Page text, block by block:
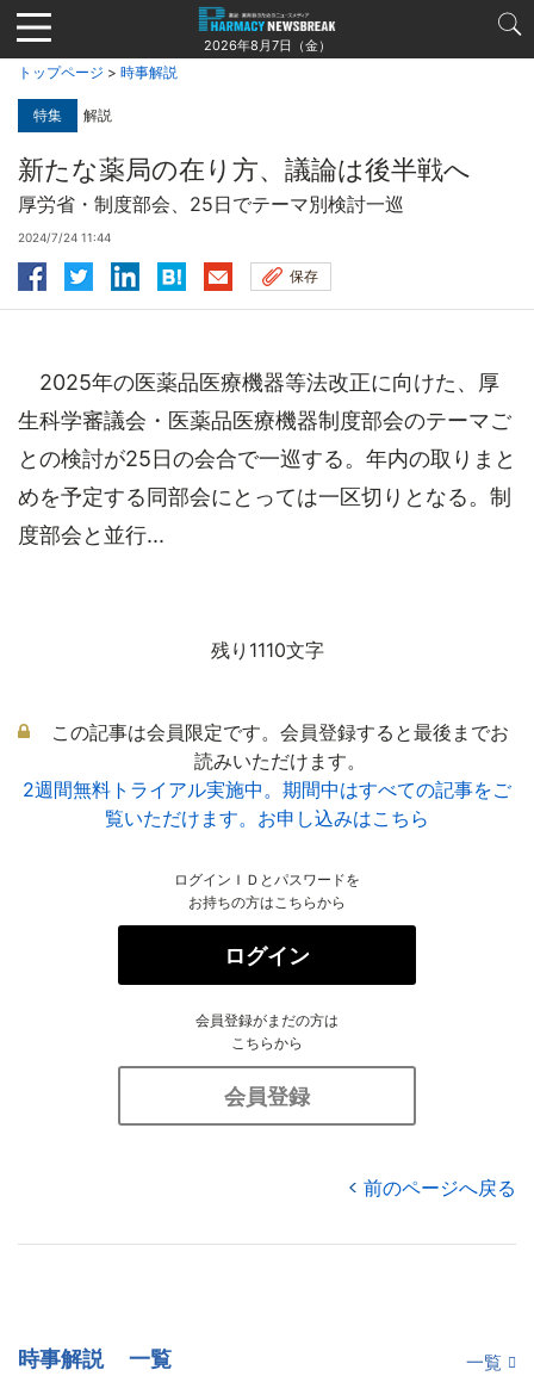
Jump
to
navigation
2026年8月7日（金）
トップページ > 時事解説
特集 解説
新たな薬局の在り方、議論は後半戦へ
厚労省・制度部会、25日でテーマ別検討一巡
2024/7/24 11:44
保存
2025年の医薬品医療機器等法改正に向けた、厚
生科学審議会・医薬品医療機器制度部会のテーマご
との検討が25日の会合で一巡する。年内の取りまと
めを予定する同部会にとっては一区切りとなる。制
度部会と並行...
残り1110文字
この記事は会員限定です。会員登録すると最後までお
読みいただけます。
2週間無料トライアル実施中。期間中はすべての記事をご
覧いただけます。お申し込みはこちら
ログインＩＤとパスワードを
お持ちの方はこちらから
ログイン
会員登録がまだの方は
こちらから
会員登録
前のページへ戻る
時事解説 一覧 一覧